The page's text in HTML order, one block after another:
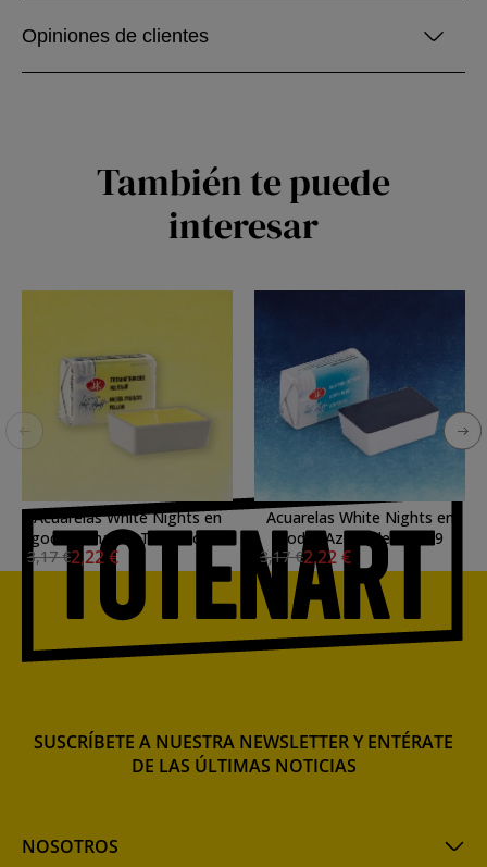
Opiniones de clientes
También te puede
interesar
Acuarelas White Nights en
godet Amarillo Titanato de
Niquel 271
3,17 €2,22 €
Acuarelas White Nights en
godet Azul Celeste 519
3,17 €2,22 €
NOSOTROS
SUSCRÍBETE A NUESTRA NEWSLETTER Y ENTÉRATE
DE LAS ÚLTIMAS NOTICIAS